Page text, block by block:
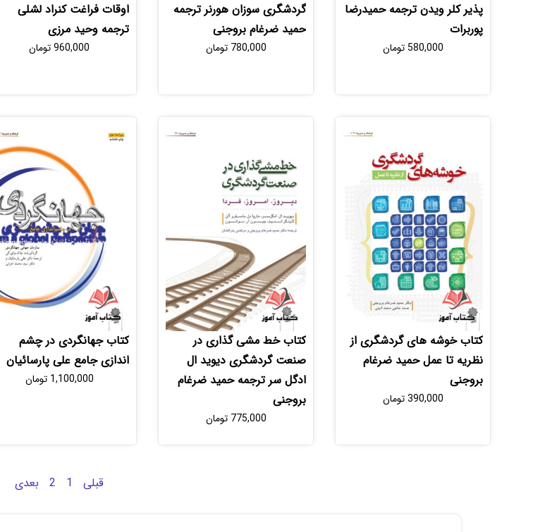
پذیر کلر ویدن ترجمه حمیدرضا
پوربرات
580,000 تومان
گردشگری سوزان هورنر ترجمه
حمید ضرغام بروجنی
780,000 تومان
اوقات فراغت کنراد لشلی
ترجمه وحید مرزی
960,000تومان
کتاب خوشه های گردشگری از
نظریه تا عمل حمید ضرغام
بروجنی
390,000 تومان
کتاب خط مشی گذاری در
صنعت گردشگری دیوید ال
ادگل سر ترجمه حمید ضرغام
بروجنی
775,000 تومان
کتاب جهانگردی در چشم
اندازی جامع علی پارسائیان
1,100,000 تومان
قبلی 1
2 بعدی